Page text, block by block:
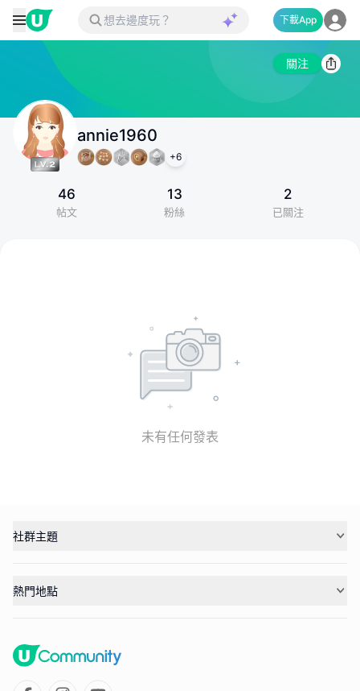
下載App
關注
annie1960
+6
46
帖文
13
粉絲
2
已關注
未有任何發表
社群主題
熱門地點